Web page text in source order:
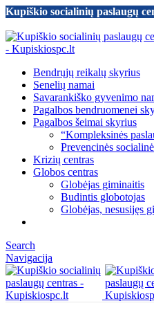
Kupiškio socialinių paslaugų
Bendrųjų reikalų skyrius
Senelių namai
Savarankiško gyvenimo
Pagalbos bendruomenei
Pagalbos šeimai skyrius
“Kompleksinės
Prevencinės
Krizių centras
Globos centras
Globėjas giminaitis
Budintis globotojas
Globėjas, nesusijęs
Search
Navigacija